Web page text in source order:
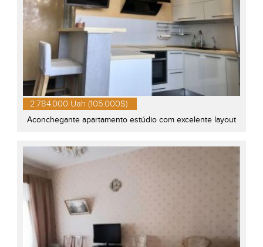
2.784.000 Uah (105.000$)
Aconchegante apartamento estúdio com excelente layout